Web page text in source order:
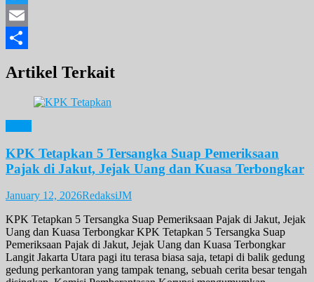
Twitter
Email
Artikel Terkait
KPK Tetapkan 5 Tersangka Suap Pemeriksaan
Pajak di Jakut, Jejak Uang dan Kuasa Terbongkar
January 12, 2026RedaksiJM
KPK Tetapkan 5 Tersangka Suap Pemeriksaan Pajak di Jakut, Jejak
Uang dan Kuasa Terbongkar KPK Tetapkan 5 Tersangka Suap
Pemeriksaan Pajak di Jakut, Jejak Uang dan Kuasa Terbongkar
Langit Jakarta Utara pagi itu terasa biasa saja, tetapi di balik gedung
gedung perkantoran yang tampak tenang, sebuah cerita besar tengah